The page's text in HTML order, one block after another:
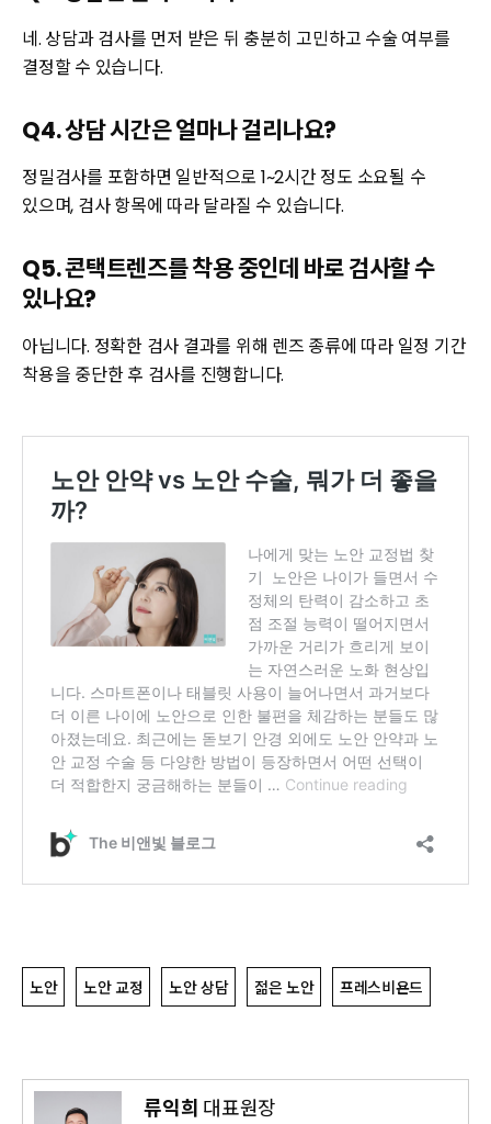
네. 상담과 검사를 먼저 받은 뒤 충분히 고민하고 수술 여부를
결정할 수 있습니다.
Q4. 상담 시간은 얼마나 걸리나요?
정밀검사를 포함하면 일반적으로 1~2시간 정도 소요될 수
있으며, 검사 항목에 따라 달라질 수 있습니다.
Q5. 콘택트렌즈를 착용 중인데 바로 검사할 수
있나요?
아닙니다. 정확한 검사 결과를 위해 렌즈 종류에 따라 일정 기간
착용을 중단한 후 검사를 진행합니다.
노안 노안 교정 노안 상담 젊은 노안 프레스비욘드
류익희 대표원장